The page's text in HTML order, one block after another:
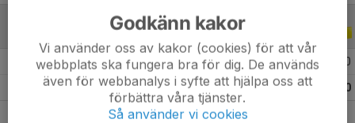
ALLA ÅR
2026 7 0 0 0
Totalt 7 0 0
Godkänn kakor
Vi använder oss av kakor (cookies) för att vår
webbplats ska fungera bra för dig. De används
även för webbanalys i syfte att hjälpa oss att
förbättra våra tjänster.
Så använder vi cookies